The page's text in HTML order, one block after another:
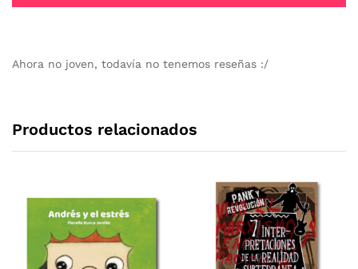
Ahora no joven, todavía no tenemos reseñas :/
Productos relacionados